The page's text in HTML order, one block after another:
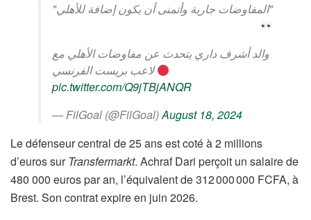
"المفاوضات جارية وأتمنى أن يكون إضافة للأهلي"
والد أشرف داري يتحدث عن مفاوضات الأهلي مع
لاعب بريست الفرنسي
pic.twitter.com/Q9jTBjANQR
— FilGoal (@FilGoal)August 18, 2024
Le défenseur central de 25 ans est coté à 2 millions
d’euros sur Transfermarkt. Achraf Dari perçoit un salaire de
480 000 euros par an, l’équivalent de 312 000 000 FCFA, à
Brest. Son contrat expire en juin 2026.